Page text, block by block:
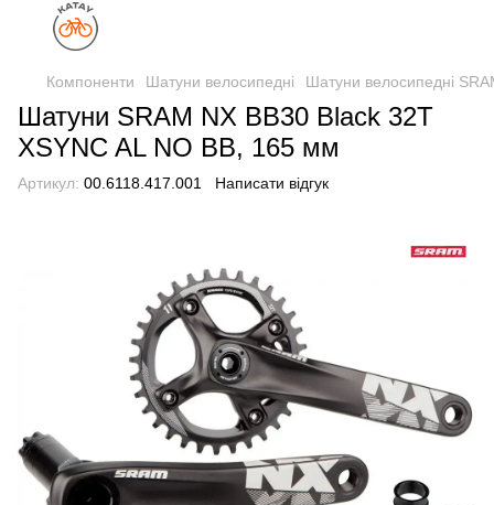
Компоненти Шатуни велосипедні Шатуни велосипедні
Шатуни SRAM NX BB30 Black 32T
XSYNC AL NO BB, 165 мм
Артикул: 00.6118.417.001 Написати відгук